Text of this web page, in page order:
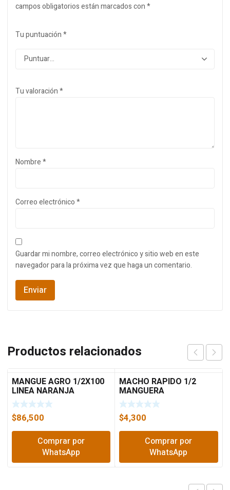
campos obligatorios están marcados con*
Tu puntuación*
Tu valoración*
Nombre*
Correo electrónico*
Guardar mi nombre, correo electrónico y sitio web en este
navegador para la próxima vez que haga un comentario.
Productos relacionados
MANGUE AGRO 1/2X100
LINEA NARANJA
$86,500
Comprar por
WhatsApp
MACHO RAPIDO 1/2
MANGUERA
$4,300
Comprar por
WhatsApp